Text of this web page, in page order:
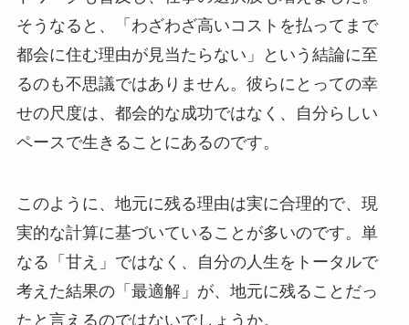
そうなると、「わざわざ高いコストを払ってまで
都会に住む理由が見当たらない」という結論に至
るのも不思議ではありません。彼らにとっての幸
せの尺度は、都会的な成功ではなく、自分らしい
ペースで生きることにあるのです。
このように、地元に残る理由は実に合理的で、現
実的な計算に基づいていることが多いのです。単
なる「甘え」ではなく、自分の人生をトータルで
考えた結果の「最適解」が、地元に残ることだっ
たと言えるのではないでしょうか。